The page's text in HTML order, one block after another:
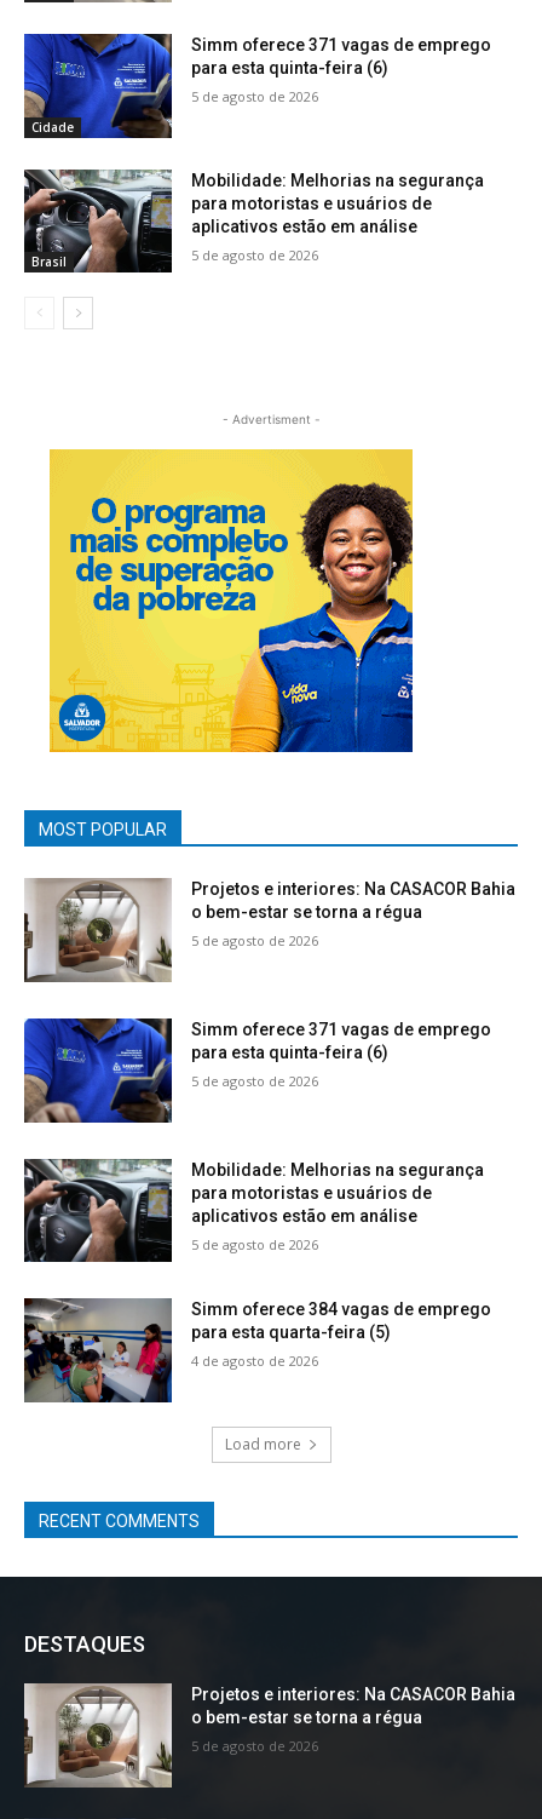
Cidade
Simm oferece 371 vagas de emprego
para esta quinta-feira (6)
5 de agosto de 2026
Brasil
Mobilidade: Melhorias na segurança
para motoristas e usuários de
aplicativos estão em análise
5 de agosto de 2026
- Advertisment -
MOST POPULAR
Projetos e interiores: Na CASACOR Bahia
o bem-estar se torna a régua
5 de agosto de 2026
Simm oferece 371 vagas de emprego
para esta quinta-feira (6)
5 de agosto de 2026
Mobilidade: Melhorias na segurança
para motoristas e usuários de
aplicativos estão em análise
5 de agosto de 2026
Simm oferece 384 vagas de emprego
para esta quarta-feira (5)
4 de agosto de 2026
Load more
RECENT COMMENTS
DESTAQUES
Projetos e interiores: Na CASACOR Bahia
o bem-estar se torna a régua
5 de agosto de 2026